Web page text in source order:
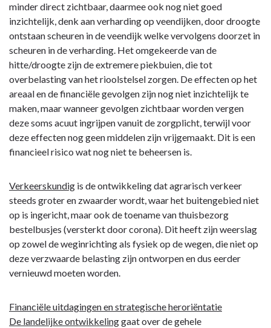
minder direct zichtbaar, daarmee ook nog niet goed
inzichtelijk, denk aan verharding op veendijken, door droogte
ontstaan scheuren in de veendijk welke vervolgens doorzet in
scheuren in de verharding. Het omgekeerde van de
hitte/droogte zijn de extremere piekbuien, die tot
overbelasting van het rioolstelsel zorgen. De effecten op het
areaal en de financiële gevolgen zijn nog niet inzichtelijk te
maken, maar wanneer gevolgen zichtbaar worden vergen
deze soms acuut ingrijpen vanuit de zorgplicht, terwijl voor
deze effecten nog geen middelen zijn vrijgemaakt. Dit is een
financieel risico wat nog niet te beheersen is.
Verkeerskundig is de ontwikkeling dat agrarisch verkeer
steeds groter en zwaarder wordt, waar het buitengebied niet
op is ingericht, maar ook de toename van thuisbezorg
bestelbusjes (versterkt door corona). Dit heeft zijn weerslag
op zowel de weginrichting als fysiek op de wegen, die niet op
deze verzwaarde belasting zijn ontworpen en dus eerder
vernieuwd moeten worden.
Financiële uitdagingen en strategische heroriëntatie
De landelijke ontwikkelinggaat over de gehele